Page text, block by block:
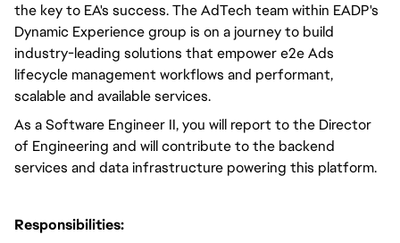
the key to EA's success. The AdTech team within EADP's
Dynamic Experience group is on a journey to build
industry-leading solutions that empower e2e Ads
lifecycle management workflows and performant,
scalable and available services.
As a Software Engineer II, you will report to the Director
of Engineering and will contribute to the backend
services and data infrastructure powering this platform.
Responsibilities: